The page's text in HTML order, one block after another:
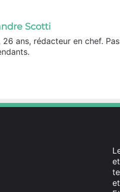
Scotti
26 ans, rédacteur en chef.